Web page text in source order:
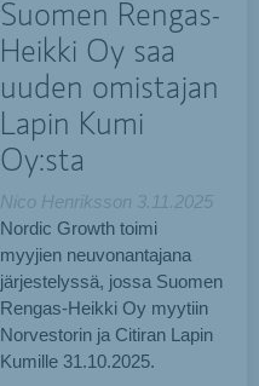
Suomen Rengas-
Heikki Oy saa
uuden omistajan
Lapin Kumi
Oy:sta
Nico Henriksson 3.11.2025
Nordic Growth toimi
myyjien neuvonantajana
järjestelyssä, jossa Suomen
Rengas-Heikki Oy myytiin
Norvestorin ja Citiran Lapin
Kumille 31.10.2025.